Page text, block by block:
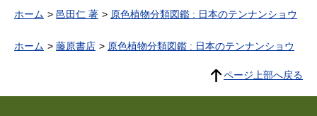
ホーム 邑田仁 著 原色植物分類図鑑 : 日本のテンナンショウ
ホーム 藤原書店 原色植物分類図鑑 : 日本のテンナンショウ
ページ上部へ戻る